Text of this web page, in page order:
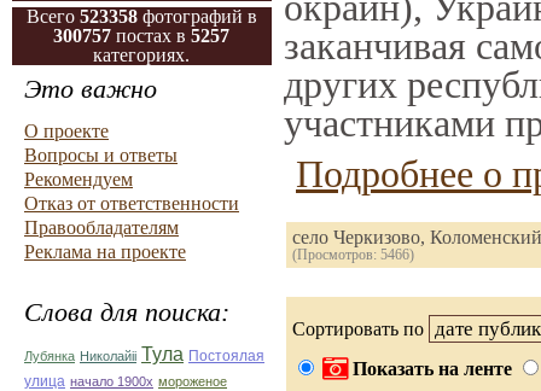
Всего 523358 фотографий в
300757 постах в5257
категориях.
Это важно
О проекте
Вопросы и ответы
Рекомендуем
Отказ от ответственности
Правообладателям
Реклама на проекте
Слова для поиска:
Лубянка Николайii Тула Постоялая
улица начало 1900х мороженое
заканчивая
других
участниками
Подробнее о
село Черкизово,
(Просмотров: 5466)
Сортировать по
Показать на ленте